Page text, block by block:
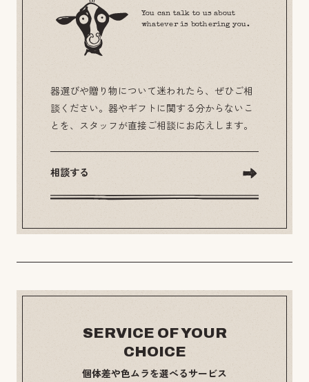
You can talk to us about
whatever is bothering you.
器選びや贈り物について迷われたら、ぜひご相
談ください。器やギフトに関する分からないこ
とを、スタッフが直接ご相談にお応えします。
相談する
SERVICE OF YOUR
CHOICE
個体差や色ムラを選べるサービス